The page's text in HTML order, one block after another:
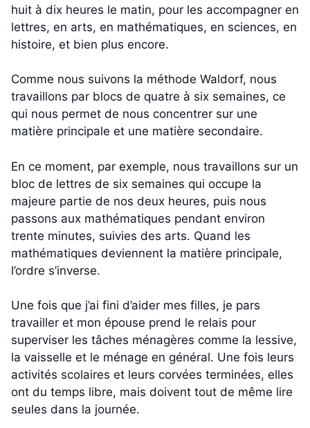
huit à dix heures le matin, pour les accompagner en
lettres, en arts, en mathématiques, en sciences, en
histoire, et bien plus encore.
Comme nous suivons la méthode Waldorf, nous
travaillons par blocs de quatre à six semaines, ce
qui nous permet de nous concentrer sur une
matière principale et une matière secondaire.
En ce moment, par exemple, nous travaillons sur un
bloc de lettres de six semaines qui occupe la
majeure partie de nos deux heures, puis nous
passons aux mathématiques pendant environ
trente minutes, suivies des arts. Quand les
mathématiques deviennent la matière principale,
l’ordre s’inverse.
Une fois que j’ai fini d’aider mes filles, je pars
travailler et mon épouse prend le relais pour
superviser les tâches ménagères comme la lessive,
la vaisselle et le ménage en général. Une fois leurs
activités scolaires et leurs corvées terminées, elles
ont du temps libre, mais doivent tout de même lire
seules dans la journée.